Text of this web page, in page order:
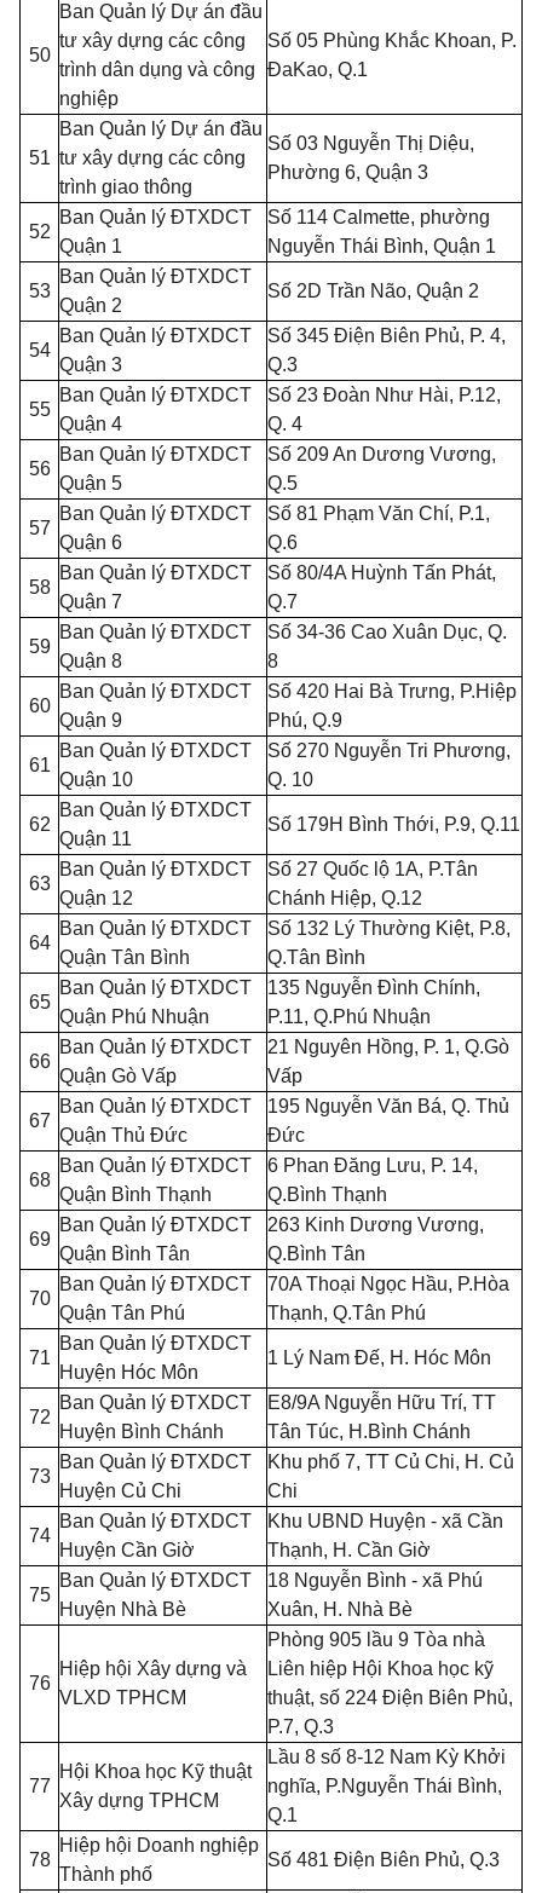
50
Ban Quản lý Dự án đầu
tư xây dựng các công
trình dân dụng và công
nghiệp
Số 05 Phùng Khắc Khoan, P.
ĐaKao, Q.1
51
Ban Quản lý Dự án đầu
tư xây dựng các công
trình giao thông
Số 03 Nguyễn Thị Diệu,
Phường 6, Quận 3
52
Ban Quản lý ĐTXDCT
Quận 1
Số 114 Calmette, phường
Nguyễn Thái Bình, Quận 1
53
Ban Quản lý ĐTXDCT
Quận 2
Số 2D Trần Não, Quận 2
54
Ban Quản lý ĐTXDCT
Quận 3
Số 345 Điện Biên Phủ, P. 4,
Q.3
55
Ban Quản lý ĐTXDCT
Quận 4
Số 23 Đoàn Như Hài, P.12,
Q. 4
56
Ban Quản lý ĐTXDCT
Quận 5
Số 209 An Dương Vương,
Q.5
57
Ban Quản lý ĐTXDCT
Quận 6
Số 81 Phạm Văn Chí, P.1,
Q.6
58
Ban Quản lý ĐTXDCT
Quận 7
Số 80/4A Huỳnh Tấn Phát,
Q.7
59
Ban Quản lý ĐTXDCT
Quận 8
Số 34-36 Cao Xuân Dục, Q.
8
60
Ban Quản lý ĐTXDCT
Quận 9
Số 420 Hai Bà Trưng, P.Hiệp
Phú, Q.9
61
Ban Quản lý ĐTXDCT
Quận 10
Số 270 Nguyễn Tri Phương,
Q. 10
62
Ban Quản lý ĐTXDCT
Quận 11
Số 179H Bình Thới, P.9, Q.11
63
Ban Quản lý ĐTXDCT
Quận 12
Số 27 Quốc lộ 1A, P.Tân
Chánh Hiệp, Q.12
64
Ban Quản lý ĐTXDCT
Quận Tân Bình
Số 132 Lý Thường Kiệt, P.8,
Q.Tân Bình
65
Ban Quản lý ĐTXDCT
Quận Phú Nhuận
135 Nguyễn Đình Chính,
P.11, Q.Phú Nhuận
66
Ban Quản lý ĐTXDCT
Quận Gò Vấp
21 Nguyên Hồng, P. 1, Q.Gò
Vấp
67
Ban Quản lý ĐTXDCT
Quận Thủ Đức
195 Nguyễn Văn Bá, Q. Thủ
Đức
68
Ban Quản lý ĐTXDCT
Quận Bình Thạnh
6 Phan Đăng Lưu, P. 14,
Q.Bình Thạnh
69
Ban Quản lý ĐTXDCT
Quận Bình Tân
263 Kinh Dương Vương,
Q.Bình Tân
70
Ban Quản lý ĐTXDCT
Quận Tân Phú
70A Thoại Ngọc Hầu, P.Hòa
Thạnh, Q.Tân Phú
71
Ban Quản lý ĐTXDCT
Huyện Hóc Môn
1 Lý Nam Đế, H. Hóc Môn
72
Ban Quản lý ĐTXDCT
Huyện Bình Chánh
E8/9A Nguyễn Hữu Trí, TT
Tân Túc, H.Bình Chánh
73
Ban Quản lý ĐTXDCT
Huyện Củ Chi
Khu phố 7, TT Củ Chi, H. Củ
Chi
74
Ban Quản lý ĐTXDCT
Huyện Cần Giờ
Khu UBND Huyện - xã Cần
Thạnh, H. Cần Giờ
75
Ban Quản lý ĐTXDCT
Huyện Nhà Bè
18 Nguyễn Bình - xã Phú
Xuân, H. Nhà Bè
76
Hiệp hội Xây dựng và
VLXD TPHCM
Phòng 905 l ầu 9 Tòa nhà
Liên hiệp Hội Khoa học kỹ
thuật, số 224 Điện Biên Phủ,
P.7, Q.3
77
Hội Khoa học Kỹ thuật
Xây dựng TPHCM
Lầu 8 số 8-12 Nam Kỳ Khởi
nghĩa, P.Nguyễn Thái Bình,
Q.1
78
Hiệp hội Doanh nghiệp
Thành phố
Số 481 Điện Biên Phủ, Q.3